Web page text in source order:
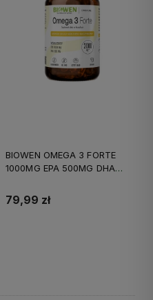
BIOWEN OMEGA 3 FORTE
1000MG EPA 500MG DHA
79,99 zł